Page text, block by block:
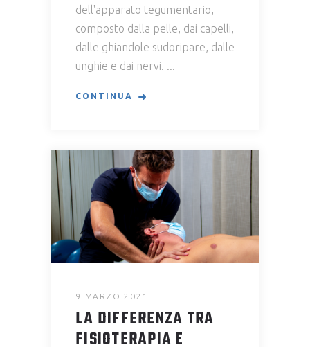
dell'apparato tegumentario,
composto dalla pelle, dai capelli,
dalle ghiandole sudoripare, dalle
unghie e dai nervi.
CONTINUA
9 MARZO 2021
LA DIFFERENZA TRA
FISIOTERAPIA E